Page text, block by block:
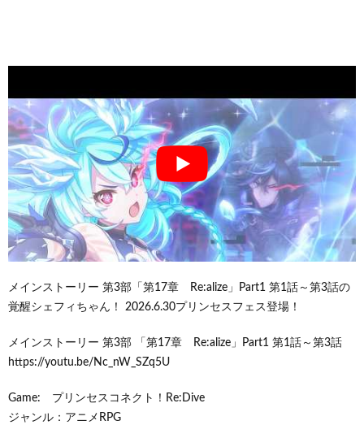
メインストーリー 第3部「第17章 Re:alize」Part1 第1話～第3話の
覚醒シェフィちゃん！ 2026.6.30プリンセスフェス登場！
メインストーリー 第3部 「第17章 Re:alize」Part1 第1話～第3話
https://youtu.be/Nc_nW_SZq5U
Game: プリンセスコネクト！Re:Dive
ジャンル：アニメRPG